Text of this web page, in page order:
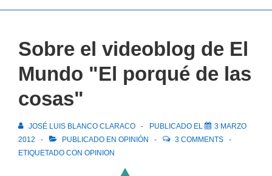
Sobre el videoblog de El
Mundo "El porqué de las
cosas"
JOSÉ LUIS BLANCO CLARACO PUBLICADO EL
3 MARZO
2012
PUBLICADO EN OPINIÓN
3 COMMENTS
ETIQUETADO CON OPINION